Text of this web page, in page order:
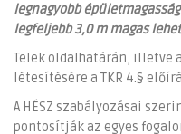
legnagyobb
legfeljebb 3,0 m magas
Telek oldalhatárán, illetve
létesítésére a TKR 4.§
A HÉSZ szabályozásai
pontosítják az egyes